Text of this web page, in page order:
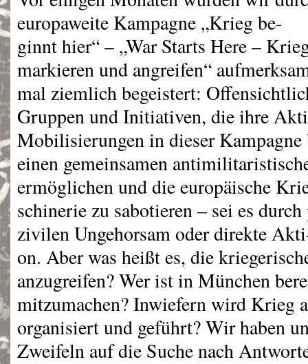
europaweite Kampagne „Krieg be-
ginnt hier“ – „War Starts Here –
markieren und angreifen“
mal ziemlich begeistert:
Gruppen und Initiativen, die ihre
Mobilisierungen in dieser
einen gemeinsamen
ermöglichen und die europäische
schinerie zu sabotieren – sei es
zivilen Ungehorsam oder direkte
on. Aber was heißt es, die
anzugreifen? Wer ist in München
mitzumachen? Inwiefern wird Krieg
organisiert und geführt? Wir haben
Zweifeln auf die Suche nach